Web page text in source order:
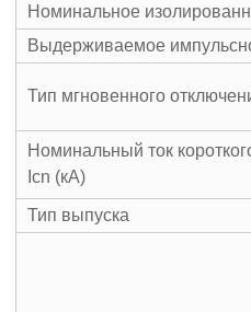
Номинальное
Выдерживаемое
Тип мгновенного
Номинальный ток
Icn (кА)
Тип выпуска